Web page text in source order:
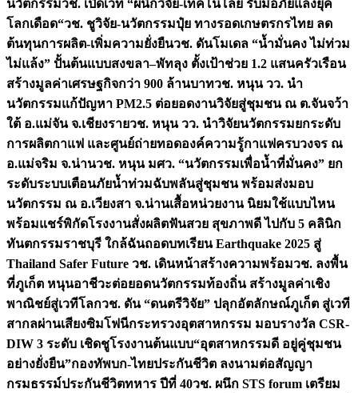
นวัตกรรมวช. เปิดเวที “ผนึกวิจัย-เทคโนโลยี รับมือภัยแล้งยุค
โลกเดือด“วช. ชูวิจัย-นวัตกรรมปุ๋ย ทางรอดเกษตรกรไทย ลด
ต้นทุนการผลิต-เพิ่มความยั่งยืนวช. ดันโมเดล “น้ำมั่นคง ไม่ท่วม
ไม่แล้ง” ปั้นต้นแบบสงขลา–พัทลุง ตั้งเป้าช่วย 1.2 แสนครัวเรือน
สร้างมูลค่าเศรษฐกิจกว่า 900 ล้านบาทวช. หนุน วว. นำ
นวัตกรรมแก้ปัญหา PM2.5 ต่อยอดงานวิจัยสู่ชุมชน ณ ต.จันจว้า
ใต้ อ.แม่จัน จ.เชียงรายวช. หนุน วว. นำวิจัยนวัตกรรมยกระดับ
การผลิตกาแฟ และศูนย์ถ่ายทอดองค์ความรู้กาแฟครบวงจร ณ
อ.แม่จริม จ.น่านวช. หนุน มศว. “นวัตกรรมเพื่อน้ำที่มั่นคง” ยก
ระดับระบบเตือนภัยน้ำท่วมฉับพลันสู่ชุมชน พร้อมส่งมอบ
นวัตกรรม ณ อ.เวียงสา จ.น่านเสื้อหน่วยงาน นิยมใช้แบบไหน
พร้อมแชร์พิกัดโรงงานสั่งผลิตฟันสวย สุขภาพดี ไปกับ 5 คลินิก
ทันตกรรมราชบุรี ใกล้ฉันถอดบทเรียน Earthquake 2025 สู่
Thailand Safer Future วช. เดินหน้าสร้างความพร้อมวช. ลงพื้น
ที่ภูเก็ต หนุนอาชีวะต่อยอดนวัตกรรมท้องถิ่น สร้างมูลค่าเชิง
พาณิชย์สู่เวทีโลกวช. ดัน “ดนตรีวิจัย” ปลุกอัตลักษณ์ภูเก็ต สู่เวที
สากลผ่านเสียงซิมโฟนีกระทรวงอุตสาหกรรม มอบรางวัล CSR-
DIW 3 ระดับ เชิดชูโรงงานต้นแบบ“อุตสาหกรรมดี อยู่คู่ชุมชน
อย่างยั่งยืน”กองทัพบก-ไทยประกันชีวิต ลงนามต่อสัญญา
กรมธรรม์ประกันชีวิตทหาร ปีที่ 40วช. ผนึก STS forum เตรียม